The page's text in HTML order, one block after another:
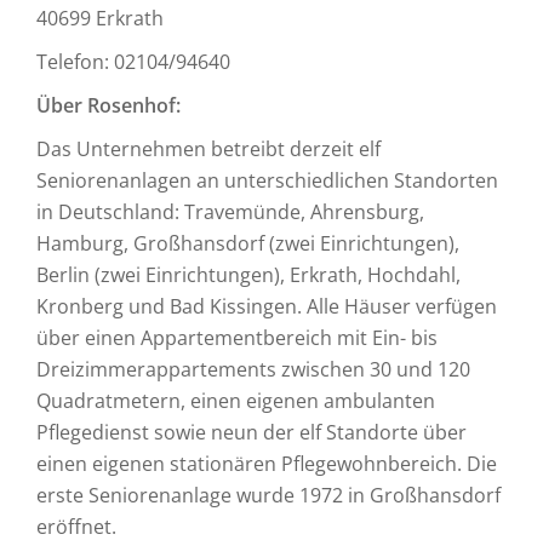
40699 Erkrath
Telefon: 02104/94640
Über Rosenhof:
Das Unternehmen betreibt derzeit elf
Seniorenanlagen an unterschiedlichen Standorten
in Deutschland: Travemünde, Ahrensburg,
Hamburg, Großhansdorf (zwei Einrichtungen),
Berlin (zwei Einrichtungen), Erkrath, Hochdahl,
Kronberg und Bad Kissingen. Alle Häuser verfügen
über einen Appartementbereich mit Ein- bis
Dreizimmerappartements zwischen 30 und 120
Quadratmetern, einen eigenen ambulanten
Pflegedienst sowie neun der elf Standorte über
einen eigenen stationären Pflegewohnbereich. Die
erste Seniorenanlage wurde 1972 in Großhansdorf
eröffnet.